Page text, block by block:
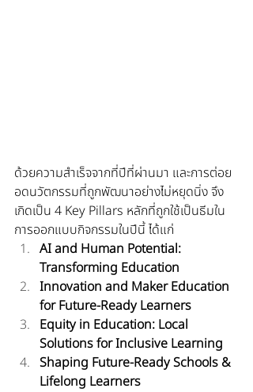
ด้วยความสำเร็จจากที่ปีที่ผ่านมา และการต่อย
อดนวัตกรรมที่ถูกพัฒนาอย่างไม่หยุดนิ่ง จึง
เกิดเป็น 4 Key Pillars หลักที่ถูกใช้เป็นธีมใน
การออกแบบกิจกรรมในปีนี้ ได้แก่
AI and Human Potential:
Transforming Education
Innovation and Maker Education
for Future-Ready Learners
Equity in Education: Local
Solutions for Inclusive Learning
Shaping Future-Ready Schools &
Lifelong Learners